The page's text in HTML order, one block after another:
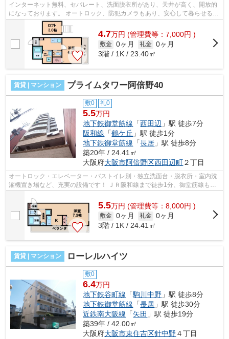
インターネット無料、セパレート、洗面脱衣所があり、天井が高く、開放的
になっております。 オートロック、防犯カメラもあり、安心して暮らせる環
境になっております。 ■□■□■□■□■□■...
4.7万円 (管理費等：7,000円 )
敷金 0ヶ月 礼金 0ヶ月
3階 / 1K / 23.40㎡
賃貸 | マンション プライムタワー阿倍野40
敷0 礼0
5.5万円
地下鉄御堂筋線 「西田辺 」駅 徒歩7分
阪和線 「鶴ケ丘 」駅 徒歩1分
地下鉄御堂筋線 「長居 」駅 徒歩8分
築20年 / 24.41㎡
大阪府大阪市阿倍野区西田辺町２丁目
オートロック・エレベーター・バストイレ別・独立洗面台・脱衣所・室内洗
濯機置き場など、充実の設備です！ ＪＲ阪和線まで徒歩1分、御堂筋線も徒
歩圏内で利用でとて便利な立地です！...
5.5万円 (管理費等：8,000円 )
敷金 0ヶ月 礼金 0ヶ月
3階 / 1K / 24.41㎡
賃貸 | マンション ローレルハイツ
敷0
6.4万円
地下鉄谷町線 「駒川中野 」駅 徒歩8分
地下鉄御堂筋線 「長居 」駅 徒歩30分
近鉄南大阪線 「矢田 」駅 徒歩19分
築39年 / 42.00㎡
大阪府大阪市東住吉区針中野４丁目